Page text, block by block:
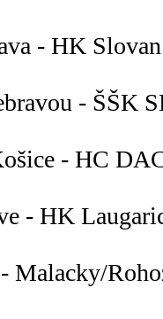
- HK
-
- HC
- HK
-